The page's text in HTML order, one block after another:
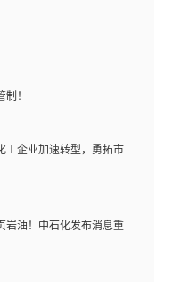
！
工企业加速转型，勇拓市
岩油！中石化发布消息重